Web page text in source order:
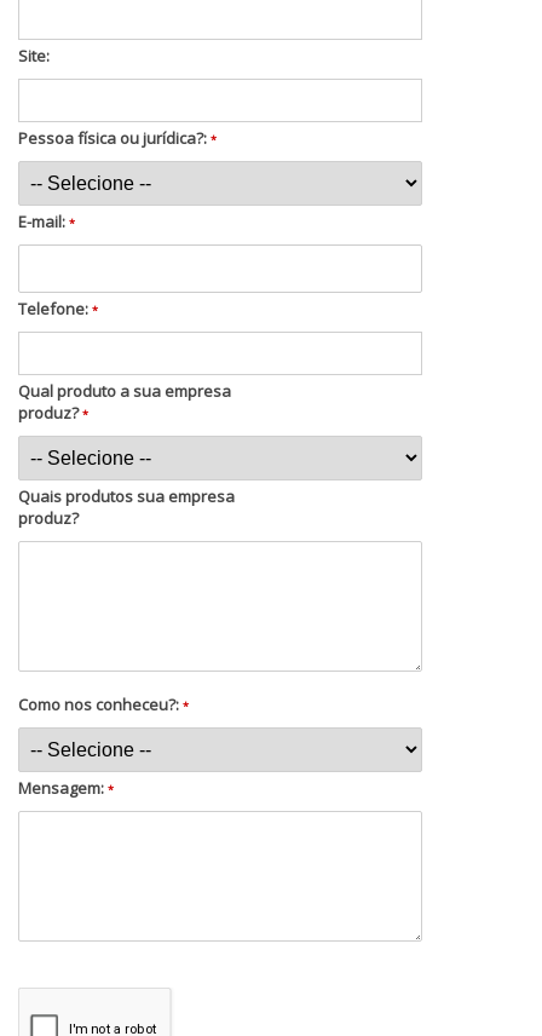
Site:
Pessoa física ou jurídica?: *
E-mail: *
Telefone: *
Qual produto a sua empresa
produz?*
Quais produtos sua empresa
produz?
Como nos conheceu?: *
Mensagem: *